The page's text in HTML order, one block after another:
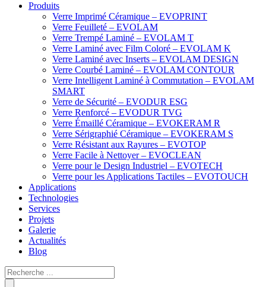
Produits
Verre Imprimé Céramique – EVOPRINT
Verre Feuilleté – EVOLAM
Verre Trempé Laminé – EVOLAM T
Verre Laminé avec Film Coloré – EVOLAM K
Verre Laminé avec Inserts – EVOLAM DESIGN
Verre Courbé Laminé – EVOLAM CONTOUR
Verre Intelligent Laminé à Commutation – EVOLAM
SMART
Verre de Sécurité – EVODUR ESG
Verre Renforcé – EVODUR TVG
Verre Émaillé Céramique – EVOKERAM R
Verre Sérigraphié Céramique – EVOKERAM S
Verre Résistant aux Rayures – EVOTOP
Verre Facile à Nettoyer – EVOCLEAN
Verre pour le Design Industriel – EVOTECH
Verre pour les Applications Tactiles – EVOTOUCH
Applications
Technologies
Services
Projets
Galerie
Actualités
Blog